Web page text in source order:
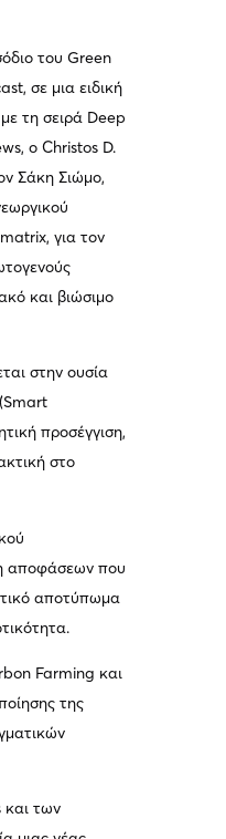
του Green
σε μια ειδική
τη σειρά Deep
ο Christos D.
Σάκη Σιώμο,
για τον
και βιώσιμο
στην ουσία
προσέγγιση,
στο
αποφάσεων που
αποτύπωμα
Farming και
της
και των